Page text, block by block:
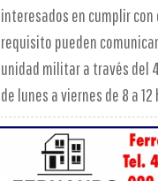
interesados en cumplir con
requisito pueden
unidad militar a través del
de lunes a viernes de 8 a 12